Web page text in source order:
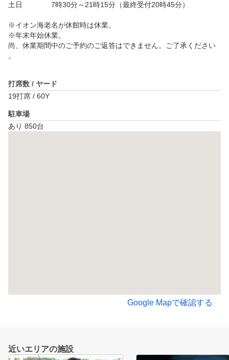
土日　　　　7時30分～21時15分（最終受付20時45分）
※イオン海老名が休館時は休業。
※年末年始休業。
尚、休業期間中のご予約のご返答はできません。ご了承ください
。
打席数 / ヤード
19打席 / 60Y
駐車場
あり 850台
Google Mapで確認する
近いエリアの施設